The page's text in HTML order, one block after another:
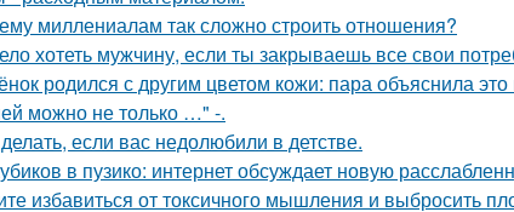
миллениалам так сложно строить отношения?
хотеть мужчину, если ты закрываешь все свои
родился с другим цветом кожи: пара объяснила это
можно не только …" -.
если вас недолюбили в детстве.
в пузико: интернет обсуждает новую
избавиться от токсичного мышления и выбросить